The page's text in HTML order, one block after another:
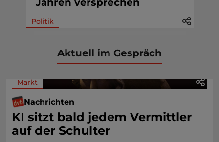
Politik
Aktuell im Gespräch
Markt
Nachrichten
KI sitzt bald jedem Vermittler
auf der Schulter